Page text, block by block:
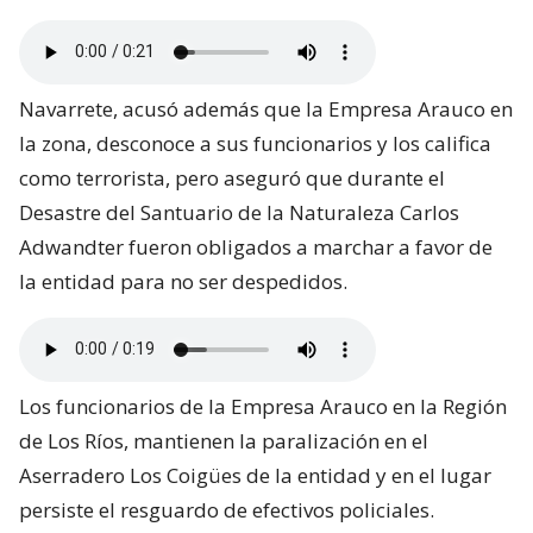
Navarrete, acusó además que la Empresa Arauco en
la zona, desconoce a sus funcionarios y los califica
como terrorista, pero aseguró que durante el
Desastre del Santuario de la Naturaleza Carlos
Adwandter fueron obligados a marchar a favor de
la entidad para no ser despedidos.
Los funcionarios de la Empresa Arauco en la Región
de Los Ríos, mantienen la paralización en el
Aserradero Los Coigües de la entidad y en el lugar
persiste el resguardo de efectivos policiales.